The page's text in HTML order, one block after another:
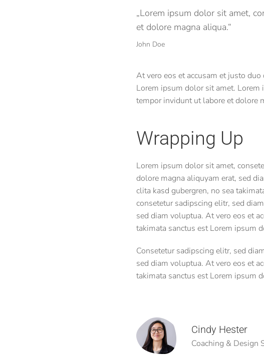
„Lorem ipsum dolor sit amet,
et dolore magna aliqua.“
John Doe
At vero eos et accusam et justo
Lorem ipsum dolor sit amet.
tempor invidunt ut labore et dolore
Wrapping Up
Lorem ipsum dolor sit amet,
dolore magna aliquyam erat, sed
clita kasd gubergren, no sea
consetetur sadipscing elitr, sed
sed diam voluptua. At vero eos et
takimata sanctus est Lorem ipsum
Consetetur sadipscing elitr, sed
sed diam voluptua. At vero eos et
takimata sanctus est Lorem ipsum
Cindy Hester
Coaching & Design